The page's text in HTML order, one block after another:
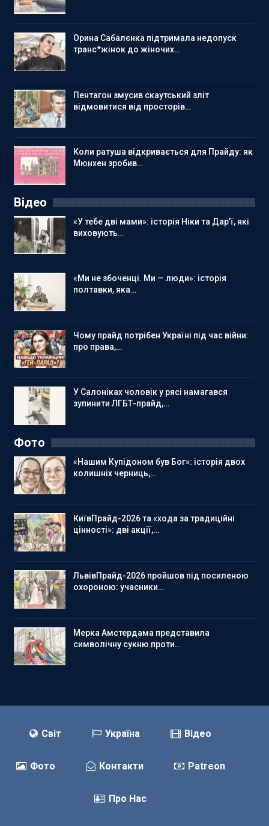
Орина Сабалєнка підтримала недопуск
транс*жінок до жіночих…
Пентагон змусив скаутський зліт
відмовитися від просторів…
Коли ратуша відкривається для Прайду: як
Мюнхен зробив…
Відео
«У тебе дві мами»: історія Ніки та Дар’ї, які
виховують…
«Ми не збоченці. Ми — люди»: історія
полтавки, яка…
Чому прайд потрібен Україні під час війни:
про права,…
У Салоніках чоловік у рясі намагався
зупинити ЛГБТ-прайд,…
Фото
«Нашим Купідоном був Бог»: історія двох
колишніх черниць,…
КиївПрайд-2026 та «хода за традиційні
цінності»: дві акції,…
ЛьвівПрайд-2026 пройшов під посиленою
охороною: учасники…
Мерка Амстердама представила
символічну сукню проти…
Світ Україна Відео
Фото Контакти Patreon
Про Нас